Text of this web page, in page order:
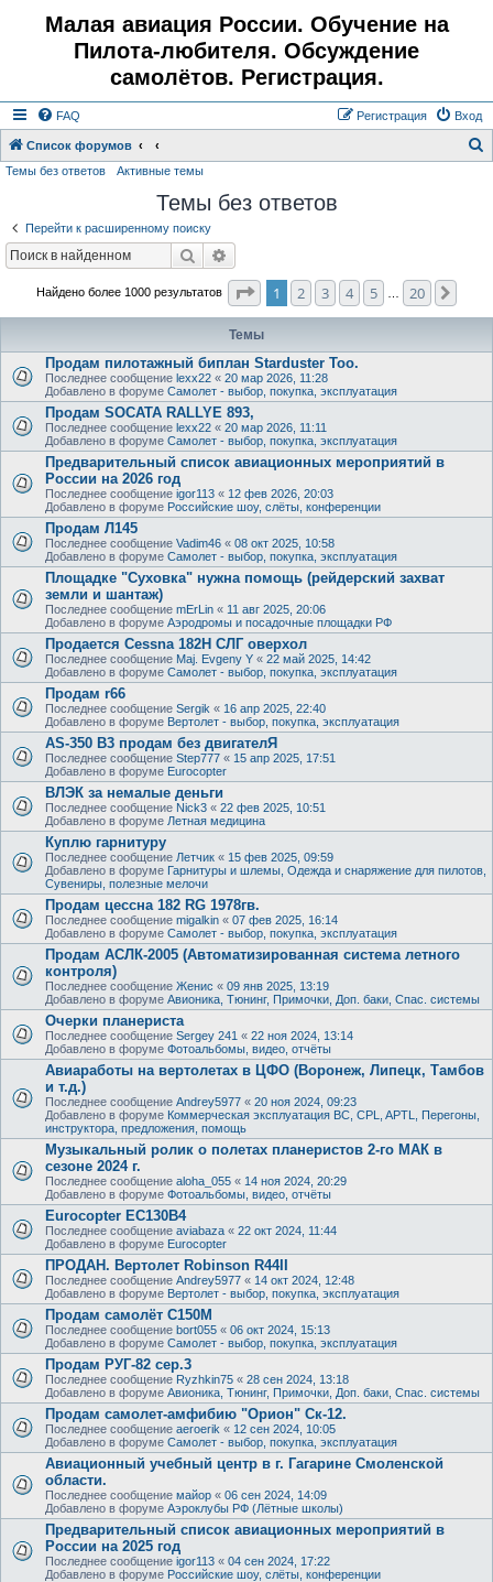
Малая авиация России. Обучение на
Пилота-любителя. Обсуждение
самолётов. Регистрация.
FAQ Вход
Регистрация
Список форумов
Темы без ответов Активные темы
Темы без ответов
Перейти к расширенному поиску
Поиск
Найдено более 1000 результатов Страница1 из
1 2 3 4 5 20
Темы
Продам пилотажный биплан Starduster Too.
Последнее сообщение lexx22 « 20 мар 2026, 11:28
Добавлено в форуме Самолет - выбор, покупка, эксплуатация
Продам SOCATA RALLYE 893,
Последнее сообщение lexx22 « 20 мар 2026, 11:11
Добавлено в форуме Самолет - выбор, покупка, эксплуатация
Предварительный список авиационных мероприятий в
России на 2026 год
Последнее сообщение igor113 « 12 фев 2026, 20:03
Добавлено в форуме Российские шоу, слёты, конференции
Продам Л145
Последнее сообщение Vadim46 « 08 окт 2025, 10:58
Добавлено в форуме Самолет - выбор, покупка, эксплуатация
Площадке "Суховка" нужна помощь (рейдерский захват
земли и шантаж)
Последнее сообщение mErLin « 11 авг 2025, 20:06
Добавлено в форуме Аэродромы и посадочные площадки РФ
Продается Cessna 182H СЛГ оверхол
Последнее сообщение Maj. Evgeny Y « 22 май 2025, 14:42
Добавлено в форуме Самолет - выбор, покупка, эксплуатация
Продам r66
Последнее сообщение Sergik « 16 апр 2025, 22:40
Добавлено в форуме Вертолет - выбор, покупка, эксплуатация
AS-350 B3 продам без двигателЯ
Последнее сообщение Step777 « 15 апр 2025, 17:51
Добавлено в форуме Eurocopter
ВЛЭК за немалые деньги
Последнее сообщение Nick3 « 22 фев 2025, 10:51
Добавлено в форуме Летная медицина
Куплю гарнитуру
Последнее сообщение Летчик « 15 фев 2025, 09:59
Добавлено в форуме Гарнитуры и шлемы, Одежда и снаряжение для пилотов,
Сувениры, полезные мелочи
Продам цессна 182 RG 1978гв.
Последнее сообщение migalkin « 07 фев 2025, 16:14
Добавлено в форуме Самолет - выбор, покупка, эксплуатация
Продам АСЛК-2005 (Автоматизированная система летного
контроля)
Последнее сообщение Женис « 09 янв 2025, 13:19
Добавлено в форуме Авионика, Тюнинг, Примочки, Доп. баки, Спас. системы
Очерки планериста
Последнее сообщение Sergey 241 « 22 ноя 2024, 13:14
Добавлено в форуме Фотоальбомы, видео, отчёты
Авиаработы на вертолетах в ЦФО (Воронеж, Липецк, Тамбов
и т.д.)
Последнее сообщение Andrey5977 « 20 ноя 2024, 09:23
Добавлено в форуме Коммерческая эксплуатация ВС, CPL, APTL, Перегоны,
инструктора, предложения, помощь
Музыкальный ролик о полетах планеристов 2-го МАК в
сезоне 2024 г.
Последнее сообщение aloha_055 « 14 ноя 2024, 20:29
Добавлено в форуме Фотоальбомы, видео, отчёты
Eurocopter EC130B4
Последнее сообщение aviabaza « 22 окт 2024, 11:44
Добавлено в форуме Eurocopter
ПРОДАН. Вертолет Robinson R44II
Последнее сообщение Andrey5977 « 14 окт 2024, 12:48
Добавлено в форуме Вертолет - выбор, покупка, эксплуатация
Продам самолёт С150М
Последнее сообщение bort055 « 06 окт 2024, 15:13
Добавлено в форуме Самолет - выбор, покупка, эксплуатация
Продам РУГ-82 сер.3
Последнее сообщение Ryzhkin75 « 28 сен 2024, 13:18
Добавлено в форуме Авионика, Тюнинг, Примочки, Доп. баки, Спас. системы
Продам самолет-амфибию "Орион" Ск-12.
Последнее сообщение aeroerik « 12 сен 2024, 10:05
Добавлено в форуме Самолет - выбор, покупка, эксплуатация
Авиационный учебный центр в г. Гагарине Смоленской
области.
Последнее сообщение майор « 06 сен 2024, 14:09
Добавлено в форуме Аэроклубы РФ (Лётные школы)
Предварительный список авиационных мероприятий в
России на 2025 год
Последнее сообщение igor113 « 04 сен 2024, 17:22
Добавлено в форуме Российские шоу, слёты, конференции